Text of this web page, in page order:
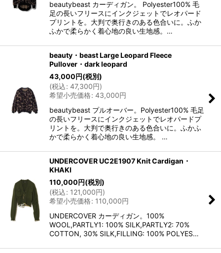
beautybeast カーディガン。 Polyester100% 毛
足の長いフリースにインクジェットでレオパード
プリントを。大判で奥行きのある色合いに。ふか
ふかで柔らかく着心地の良い生地感。…
beauty・beast Large Leopard Fleece
Pullover・dark leopard
43,000円(税別)
(税込: 47,300円)
希望小売価格: 43,000円
beautybeast プルオーバー。Polyester100% 毛足
の長いフリースにインクジェットでレオパードプ
リントを。大判で奥行きのある色合いに。ふかふ
かで柔らかく着心地の良い生地感。 …
UNDERCOVER UC2E1907 Knit Cardigan・
KHAKI
110,000円(税別)
(税込: 121,000円)
希望小売価格: 110,000円
UNDERCOVER カーディガン。100%
WOOL,PARTLY1: 100% SILK,PARTLY2: 70%
COTTON, 30% SILK,FILLING: 100% POLYES…